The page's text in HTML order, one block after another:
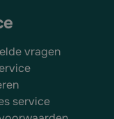
vragen
service